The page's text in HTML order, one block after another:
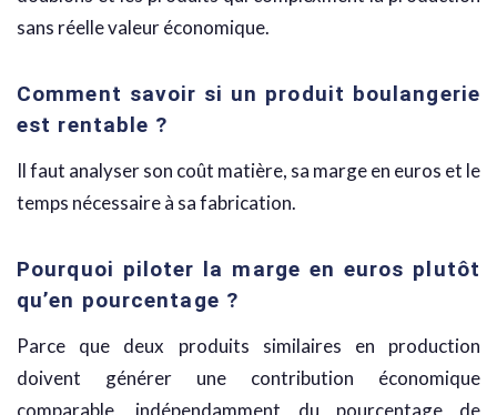
sans réelle valeur économique.
Comment savoir si un produit boulangerie
est rentable ?
Il faut analyser son coût matière, sa marge en euros et le
temps nécessaire à sa fabrication.
Pourquoi piloter la marge en euros plutôt
qu’en pourcentage ?
Parce que deux produits similaires en production
doivent générer une contribution économique
comparable, indépendamment du pourcentage de